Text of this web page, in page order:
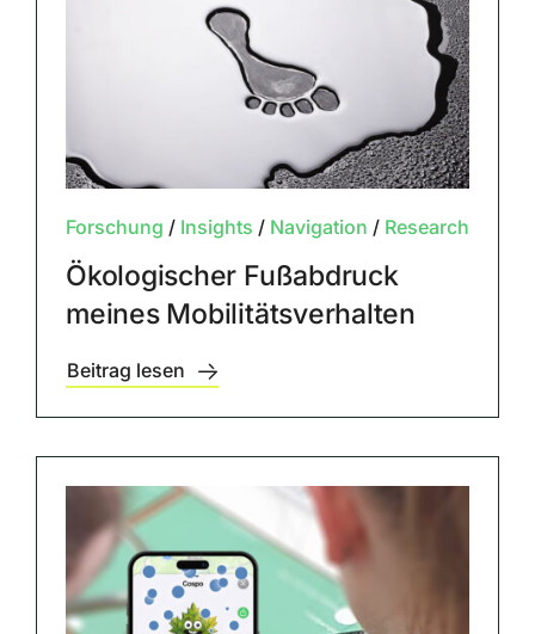
Forschung / Insights / Navigation / Research
Ökologischer Fußabdruck
meines Mobilitätsverhalten
Beitrag lesen